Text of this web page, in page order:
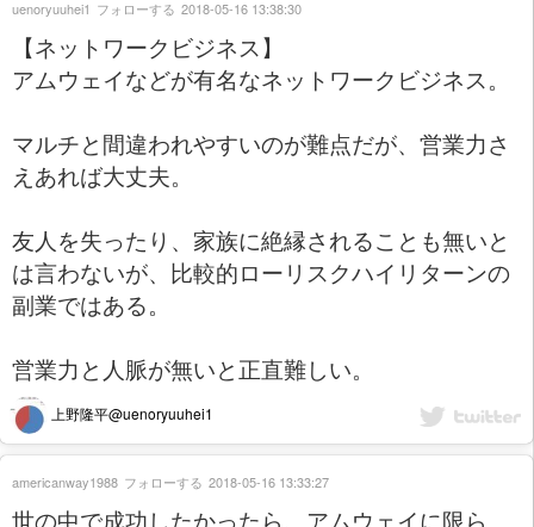
【ネットワークビジネス】
アムウェイなどが有名なネットワークビジネス。
マルチと間違われやすいのが難点だが、営業力さ
えあれば大丈夫。
友人を失ったり、家族に絶縁されることも無いと
は言わないが、比較的ローリスクハイリターンの
副業ではある。
営業力と人脈が無いと正直難しい。
上野隆平@uenoryuuhei1
uenoryuuhei1 フォローする 2018-05-16 13:38:30
世の中で成功したかったら、アムウェイに限ら
americanway1988 フォローする 2018-05-16 13:33:27